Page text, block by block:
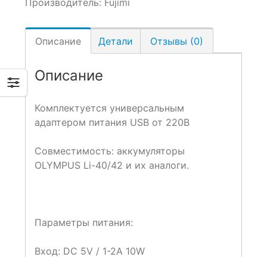
Описание Детали Отзывы (0)
Описание
Комплектуется универсальным
адаптером питания USB от 220В
Совместимость: аккумуляторы
OLYMPUS Li-40/42 и их аналоги.
Параметры питания:
Вход: DC 5V / 1-2A 10W